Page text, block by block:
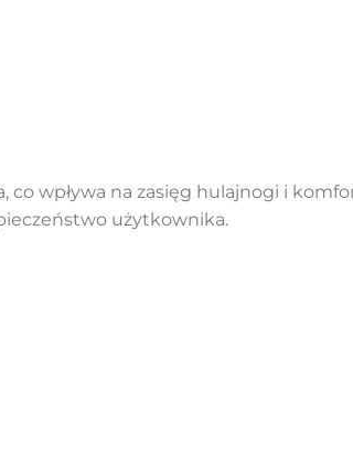
wpływa na zasięg hulajnogi i
użytkownika.